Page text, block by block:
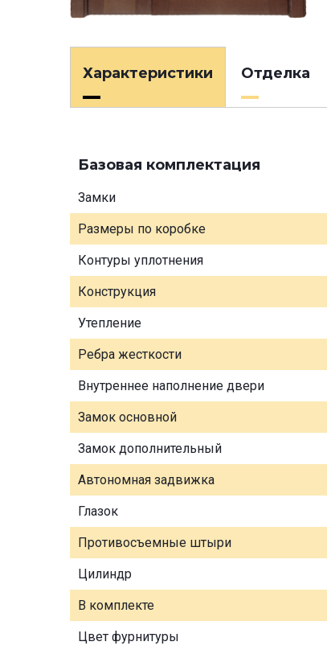
Характеристики Отделка
Базовая комплектация
Замки
Размеры по коробке
Контуры уплотнения
Конструкция
Утепление
Ребра жесткости
Внутреннее наполнение двери
Замок основной
Замок дополнительный
Автономная задвижка
Глазок
Противосъемные штыри
Цилиндр
В комплекте
Цвет фурнитуры